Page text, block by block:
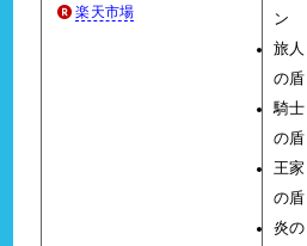
楽天市場
ン
旅人
の盾
騎士
の盾
王家
の盾
炎の